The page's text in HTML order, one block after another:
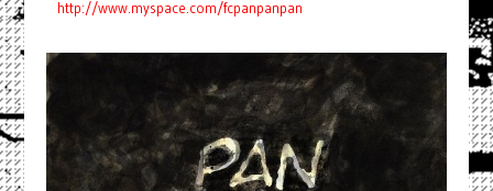
http://www.myspace.com/fcpanpanpan